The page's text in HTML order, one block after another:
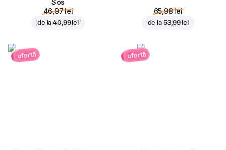
Sos
46,97 lei
de la40,99 lei
65,98 lei
de la 53,99 lei
ofertă ofertă